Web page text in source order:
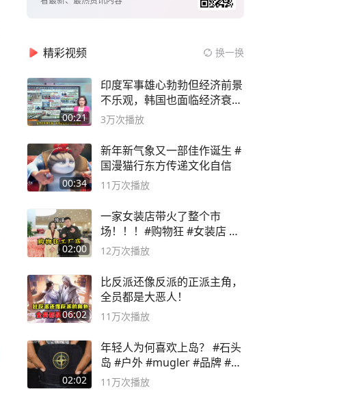
精彩视频 换一换
00:21
印度军事雄心勃勃但经济前景
不乐观，韩国也面临经济衰退
风险
3万次播放
00:34
新年新气象又一部佳作诞生 #
国漫猫行东方传递文化自信
11万次播放
02:00
一家女装店带火了整个市
场！！！#购物狂 #女装店 #
高品质女装
12万次播放
06:02
比反派还像反派的正派主角，
全员都是大恶人！
11万次播放
02:02
年轻人为何喜欢上岛？ #石头
岛 #户外 #mugler #品牌 #足
球流氓
11万次播放